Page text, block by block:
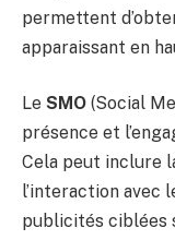
permettent
apparaissant en
Le SMO (Social
présence et
Cela peut inclure
l’interaction avec
publicités ciblées